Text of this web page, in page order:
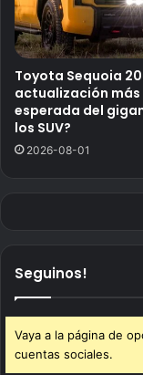
Toyota Sequoia
actualización más
esperada del
los SUV?
2026-08-01
Seguinos!
Vaya a la página de
cuentas sociales.